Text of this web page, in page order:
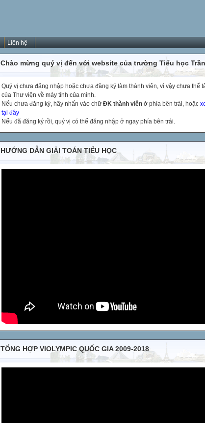
Liên hệ
Chào mừng quý vị đến với website của trường Tiểu học
Quý vị chưa đăng nhập hoặc chưa đăng ký làm thành viên, vì vậy chưa thể
của Thư viện về máy tính của mình.
Nếu chưa đăng ký, hãy nhấn vào chữ ĐK thành viên ở phía bên trái, hoặc
tại đây
Nếu đã đăng ký rồi, quý vị có thể đăng nhập ở ngay phía bên trái.
HƯỚNG DẪN GIẢI TOÁN TIỂU HỌC
TỔNG HỢP VIOLYMPIC QUỐC GIA 2009-2018